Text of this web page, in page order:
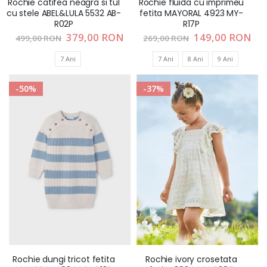
cu stele ABEL&LULA 5532 AB-
R02P
499,00 RON Pret
special
379,00 RON
7 Ani
fetita MAYORAL 4923 MY-
R17P
269,00 RON Pret
special
149,00 RON
7 Ani 8 Ani 9 Ani
-50%
Rochie dungi tricot fetita
-37%
Rochie ivory crosetata